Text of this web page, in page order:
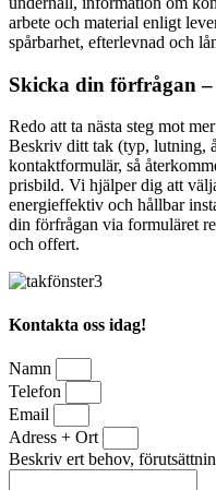
arbete och material enligt
spårbarhet, efterlevnad och
Skicka din förfrågan
Redo att ta nästa steg mot
Beskriv ditt tak (typ, lutning,
kontaktformulär, så
prisbild. Vi hjälper dig att
energieffektiv och hållbar
din förfrågan via formuläret
och offert.
Kontakta oss idag!
Namn
Telefon
Email
Adress + Ort
Beskriv ert behov,